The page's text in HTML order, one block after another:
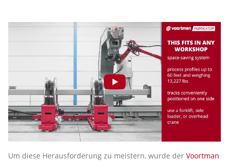
Um diese Herausforderung zu meistern, wurde der Voortman